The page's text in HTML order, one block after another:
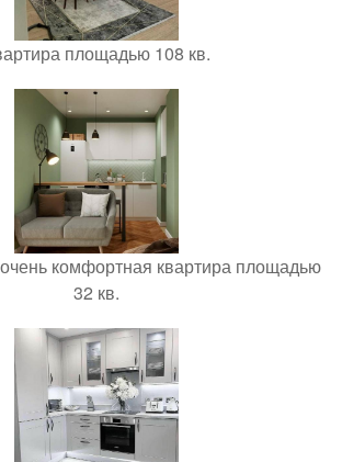
площадью 108 кв.
комфортная квартира площадью
32 кв.